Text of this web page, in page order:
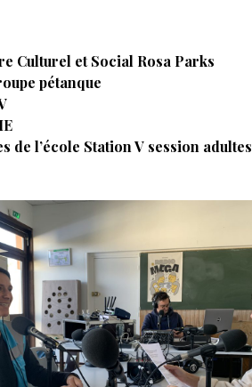
Culturel et Social Rosa Parks
pétanque
de l’école Station V session adultes